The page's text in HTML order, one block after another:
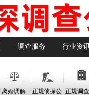
调查服务 行业资
离婚调解 正规侦探公 正规调